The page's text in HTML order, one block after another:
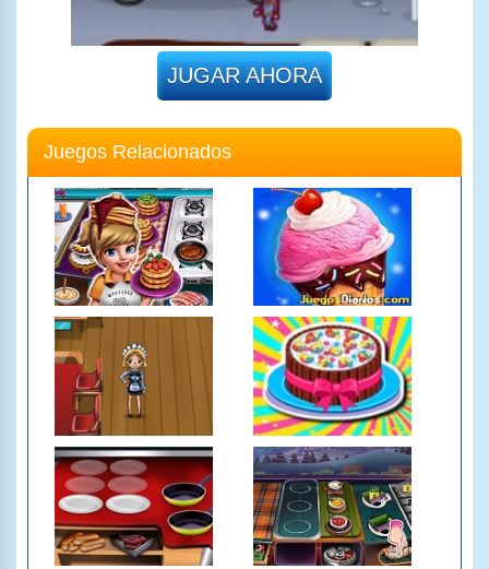
JUGAR AHORA
Juegos Relacionados